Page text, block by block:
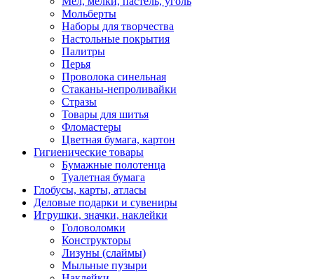
Мольберты
Наборы для творчества
Настольные покрытия
Палитры
Перья
Проволока синельная
Стаканы-непроливайки
Стразы
Товары для шитья
Фломастеры
Цветная бумага, картон
Гигиенические товары
Бумажные полотенца
Туалетная бумага
Глобусы, карты, атласы
Деловые подарки и сувениры
Игрушки, значки, наклейки
Головоломки
Конструкторы
Лизуны (слаймы)
Мыльные пузыри